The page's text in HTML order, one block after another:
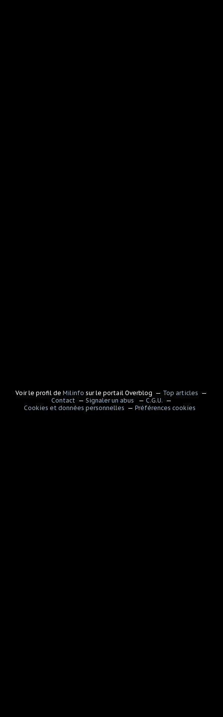
Voir le profil deMilinfo sur le portail Overblog
Top articles
Contact
Signaler un abus
C.G.U.
Cookies et données personnelles
Préférences cookies